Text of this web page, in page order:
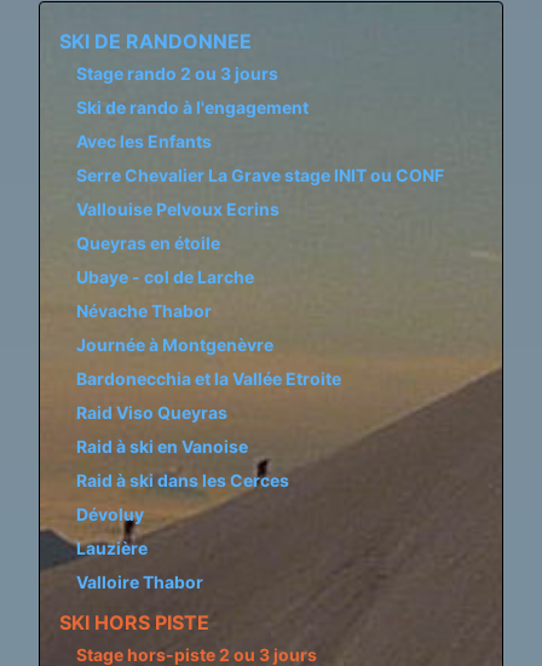
SKI DE RANDONNEE
Stage rando 2 ou 3 jours
Ski de rando à l'engagement
Avec les Enfants
Serre Chevalier La Grave stage INIT ou CONF
Vallouise Pelvoux Ecrins
Queyras en étoile
Ubaye - col de Larche
Névache Thabor
Journée à Montgenèvre
Bardonecchia et la Vallée Etroite
Raid Viso Queyras
Raid à ski en Vanoise
Raid à ski dans les Cerces
Dévoluy
Lauzière
Valloire Thabor
SKI HORS PISTE
Stage hors-piste 2 ou 3 jours